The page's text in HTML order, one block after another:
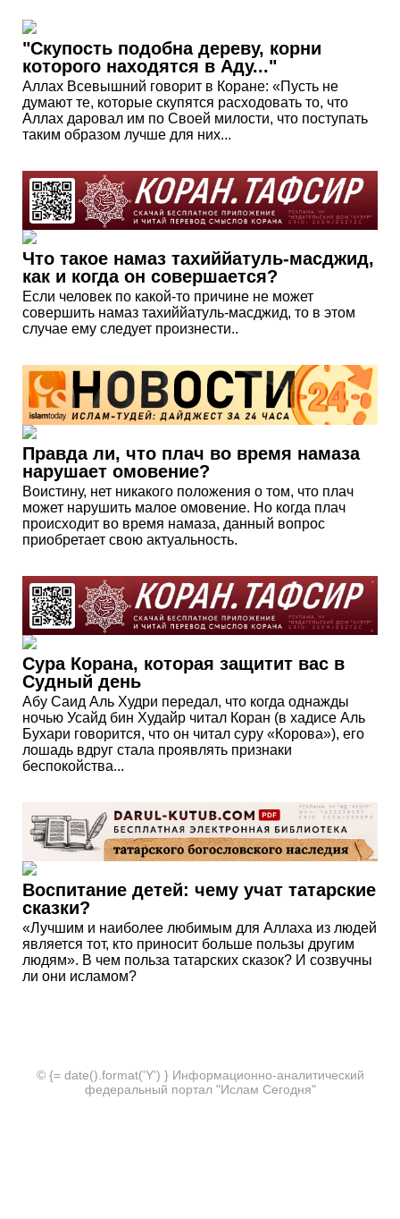
"Скупость подобна дереву, корни
которого находятся в Аду..."
Аллах Всевышний говорит в Коране: «Пусть не
думают те, которые скупятся расходовать то, что
Аллах даровал им по Своей милости, что поступать
таким образом лучше для них...
Что такое намаз тахиййатуль-масджид,
как и когда он совершается?
Если человек по какой-то причине не может
совершить намаз тахиййатуль-масджид, то в этом
случае ему следует произнести..
Правда ли, что плач во время намаза
нарушает омовение?
Воистину, нет никакого положения о том, что плач
может нарушить малое омовение. Но когда плач
происходит во время намаза, данный вопрос
приобретает свою актуальность.
Сура Корана, которая защитит вас в
Судный день
Абу Саид Аль Худри передал, что когда однажды
ночью Усайд бин Худайр читал Коран (в хадисе Аль
Бухари говорится, что он читал суру «Корова»), его
лошадь вдруг стала проявлять признаки
беспокойства...
Воспитание детей: чему учат татарские
сказки?
«Лучшим и наиболее любимым для Аллаха из людей
является тот, кто приносит больше пользы другим
людям». В чем польза татарских сказок? И созвучны
ли они исламом?
© {= date().format('Y') } Информационно-аналитический
федеральный портал "Ислам Сегодня"